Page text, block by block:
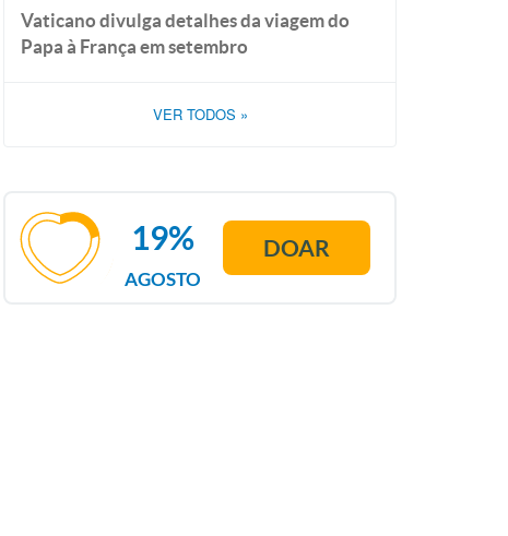
Vaticano divulga detalhes da viagem do
Papa à França em setembro
VER TODOS »
AGOSTO
19% DOAR